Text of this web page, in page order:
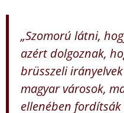
„Szomorú látni,
azért dolgoznak,
brüsszeli
magyar városok,
ellenében